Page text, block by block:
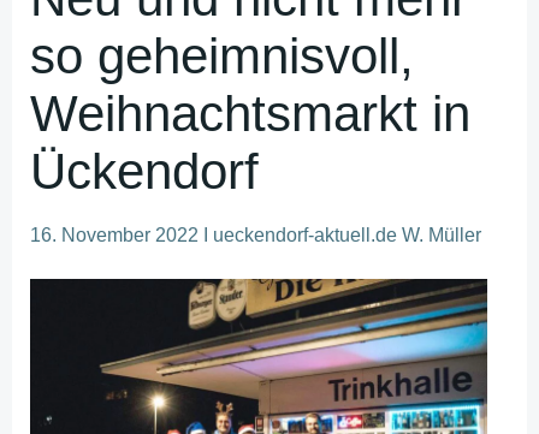
so geheimnisvoll,
Weihnachtsmarkt in
Ückendorf
16. November 2022 I ueckendorf-aktuell.de W. Müller